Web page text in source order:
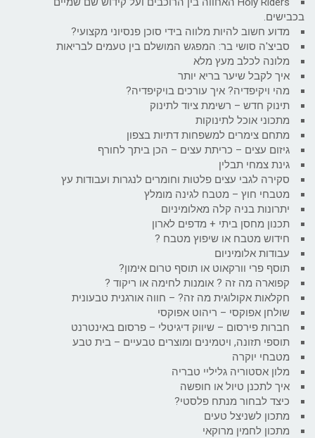
בכבישים.
מדוע חשוב להיות מלווה בידי סוכן פנסיוני מקצועי?
סביצ'ה סושי בר: המפגש המושלם בין טעמים לבריאות
מלונה לכלב מעץ מלא
איך לקבל שיער בריא יותר
מהי ויקיפדיה? איך עורכים בויקיפדיה?
תינוק חדש – רשימת ציוד לתינוק
מתכוני אוכל לתינוקות
מתחם צימרים למשפחות דתיות בצפון
גיזום עצים – כריתת עצים – הכן ביתך לחורף
גינת צמחי תבלין
סקירה לגבי עצים פלטות וחומרים לנגרות ועבודות עץ
מטבחי חוץ – מטבח לגינה מומלץ
יתרונות בניה קלה מאלומיניום
תכנון מחסן ביתי + מדפים לארון
חידוש מטבח או שיפוץ מטבח ?
עבודות אלומיניום
תוסף פרי וורקאוט או תוסף טרום אימון?
קפוארה מה זה ? אומנות לחימה או ריקוד ?
חקלאות אקולוגית מה זה? – חווה אורגנית טבעונית
שולחן אפוקסי – ריהוט אפוקסי
חברות פירסום – שיווק דיגיטלי – פרסום באינטרנט
תוספי תזונה, ויטמינים ומוצרים טבעיים – בית טבע
מטבחי יוקרה
מלון אסטוריה גליליי טבריה
איך לתכנן טיול או חופשה
כיצד לבחור מנתח פלסטי?
מתכון לשניצל טעים
מתכון לחמין מרוקאי